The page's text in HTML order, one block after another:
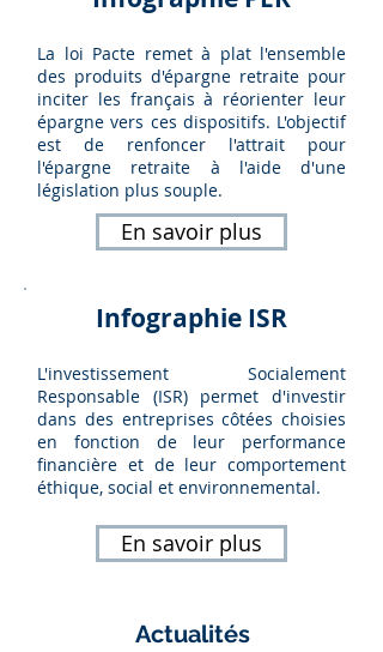
La loi Pacte remet à plat l'ensemble
des produits d'épargne retraite pour
inciter les français à réorienter leur
épargne vers ces dispositifs. L'objectif
est de renfoncer l'attrait pour
l'épargne retraite à l'aide d'une
législation plus souple.
En savoir plus
Infographie ISR
L'investissement Socialement
Responsable (ISR) permet d'investir
dans des entreprises côtées choisies
en fonction de leur performance
financière et de leur comportement
éthique, social et environnemental.
En savoir plus
Actualités